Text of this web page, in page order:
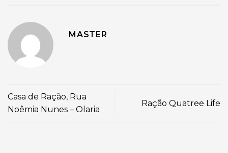
MASTER
Casa de Ração, Rua
Noêmia Nunes – Olaria
Ração Quatree Life